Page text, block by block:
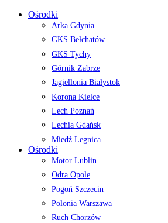
Ośrodki
Arka Gdynia
GKS Bełchatów
GKS Tychy
Górnik Zabrze
Jagiellonia Białystok
Korona Kielce
Lech Poznań
Lechia Gdańsk
Miedź Legnica
Ośrodki
Motor Lublin
Odra Opole
Pogoń Szczecin
Polonia Warszawa
Ruch Chorzów